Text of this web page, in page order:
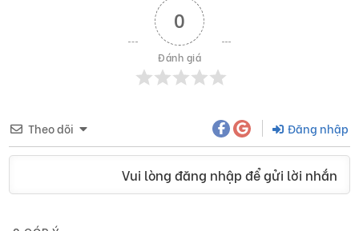
0
Đánh giá
Theo dõi Đăng nhập
Vui lòng đăng nhập để gửi lời nhắn